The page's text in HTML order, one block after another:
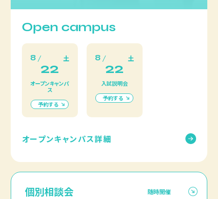
Open campus
8 土
22
オープンキャンパ
ス
予約する
8 土
22
入試説明会
予約する
オープンキャンパス詳細
個別相談会 随時開催